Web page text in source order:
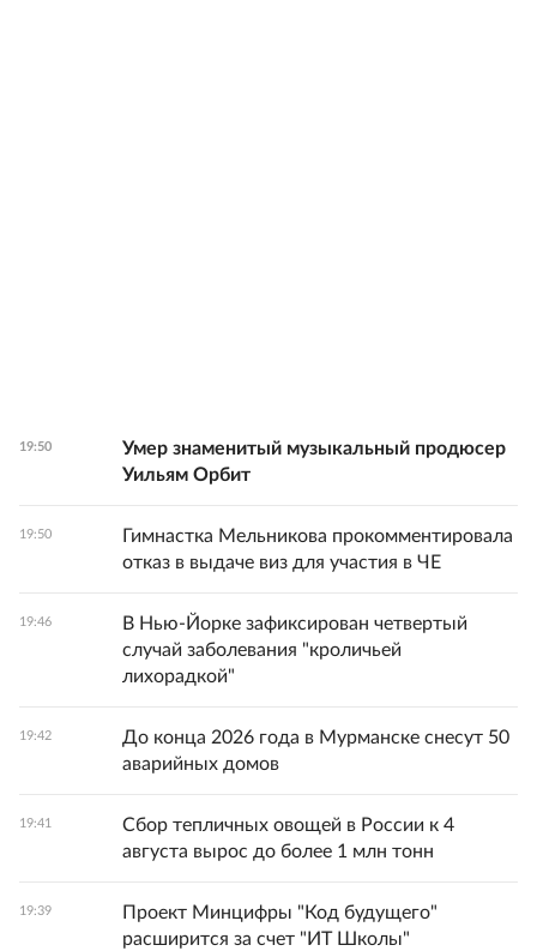
19:50
Умер знаменитый музыкальный продюсер
Уильям Орбит
19:50
Гимнастка Мельникова прокомментировала
отказ в выдаче виз для участия в ЧЕ
19:46
В Нью-Йорке зафиксирован четвертый
случай заболевания "кроличьей
лихорадкой"
19:42
До конца 2026 года в Мурманске снесут 50
аварийных домов
19:41
Сбор тепличных овощей в России к 4
августа вырос до более 1 млн тонн
19:39
Проект Минцифры "Код будущего"
расширится за счет "ИТ Школы"